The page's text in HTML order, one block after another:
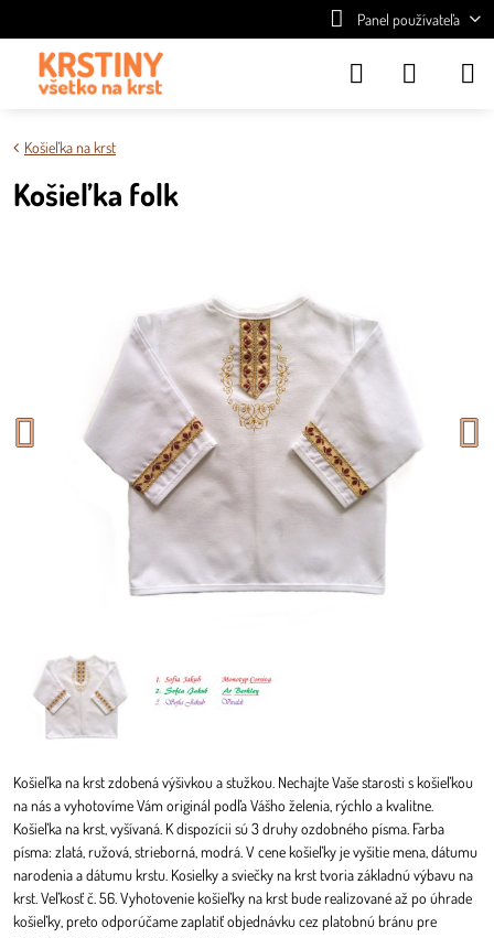
Panel používateľa
Košieľka na krst
Košieľka folk
Košieľka na krst zdobená výšivkou a stužkou. Nechajte Vaše starosti s košieľkou
na nás a vyhotovíme Vám originál podľa Vášho želenia, rýchlo a kvalitne.
Košieľka na krst, vyšívaná. K dispozícii sú 3 druhy ozdobného písma. Farba
písma: zlatá, ružová, strieborná, modrá. V cene košieľky je vyšitie mena, dátumu
narodenia a dátumu krstu. Kosielky a sviečky na krst tvoria základnú výbavu na
krst. Veľkosť č. 56. Vyhotovenie košieľky na krst bude realizované až po úhrade
košieľky, preto odporúčame zaplatiť objednávku cez platobnú bránu pre